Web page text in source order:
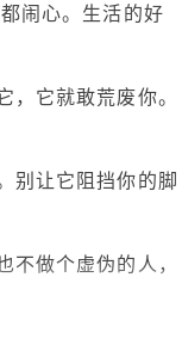
闹心。生活的好
它就敢荒废你。
别让它阻挡你的脚
做个虚伪的人，